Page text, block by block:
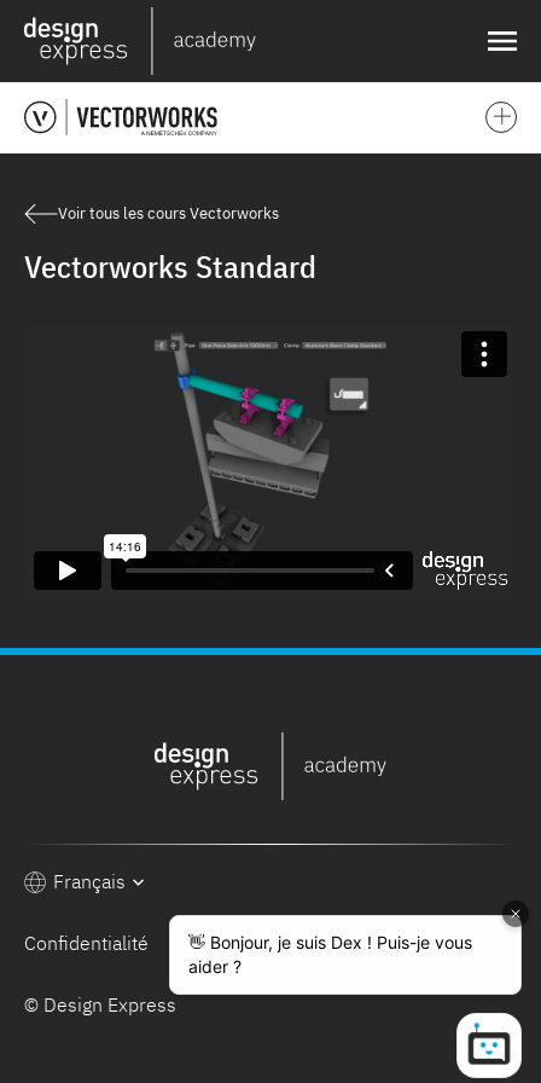
❌
Voir tous les cours Vectorworks
Vectorworks Standard
© Design Express
Confidentialité Conditions de vente
Français